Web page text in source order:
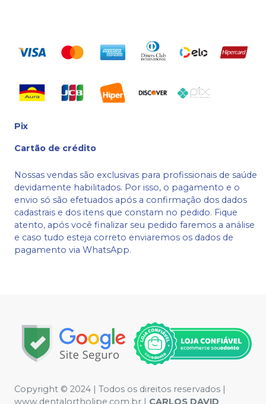
Pix
Cartão de crédito
Nossas vendas são exclusivas para profissionais de saúde
devidamente habilitados. Por isso, o pagamento e o
envio só são efetuados após a confirmação dos dados
cadastrais e dos itens que constam no pedido. Fique
atento, após você finalizar seu pedido faremos a análise
e caso tudo esteja correto enviaremos os dados de
pagamento via WhatsApp.
Copyright © 2024 | Todos os direitos reservados |
www.dentalortholipe.com.br | CARLOS DAVID